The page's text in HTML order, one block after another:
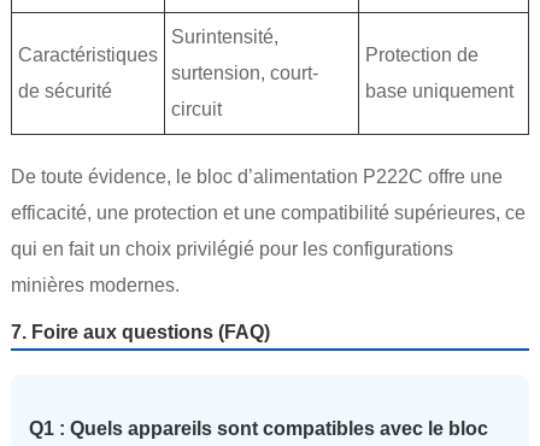
Caractéristiques
de sécurité
Surintensité,
surtension, court-
circuit
Protection de
base uniquement
De toute évidence, le bloc d’alimentation P222C offre une
efficacité, une protection et une compatibilité supérieures, ce
qui en fait un choix privilégié pour les configurations
minières modernes.
7. Foire aux questions (FAQ)
Q1 : Quels appareils sont compatibles avec le bloc